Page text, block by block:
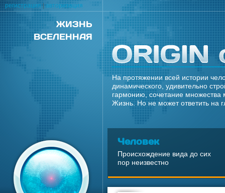
ЖИЗНЬ
ВСЕЛЕННАЯ
На протяжении всей истории
динамического, удивительно
гармонию, сочетание множества
Жизнь. Но не может ответить на
Человек
Происхождение вида до сих
пор неизвестно
регистрация|авторизация